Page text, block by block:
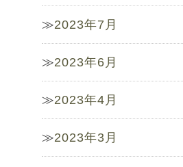
2023年7月
2023年6月
2023年4月
2023年3月